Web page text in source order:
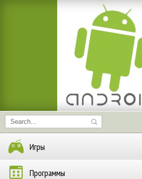
Игры
Программы